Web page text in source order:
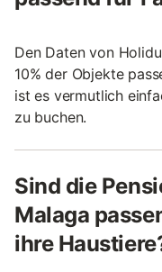
Den Daten von
10% der Objekte
ist es vermutlich
zu buchen.
Sind die
Malaga
ihre